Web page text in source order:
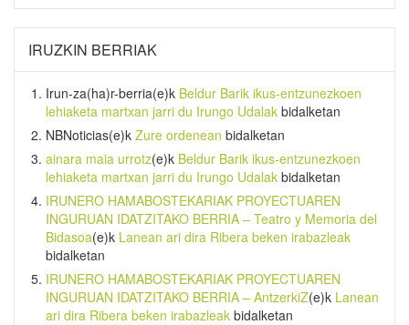
IRUZKIN BERRIAK
Irun-za(ha)r-berria(e)k Beldur Barik ikus-entzunezkoen
lehiaketa martxan jarri du Irungo Udalak bidalketan
NBNoticias(e)k Zure ordenean bidalketan
ainara maia urrotz(e)k Beldur Barik ikus-entzunezkoen
lehiaketa martxan jarri du Irungo Udalak bidalketan
IRUNERO HAMABOSTEKARIAK PROYECTUAREN
INGURUAN IDATZITAKO BERRIA – Teatro y Memoria del
Bidasoa(e)k Lanean ari dira Ribera beken irabazleak
bidalketan
IRUNERO HAMABOSTEKARIAK PROYECTUAREN
INGURUAN IDATZITAKO BERRIA – AntzerkiZ(e)k Lanean
ari dira Ribera beken irabazleak bidalketan